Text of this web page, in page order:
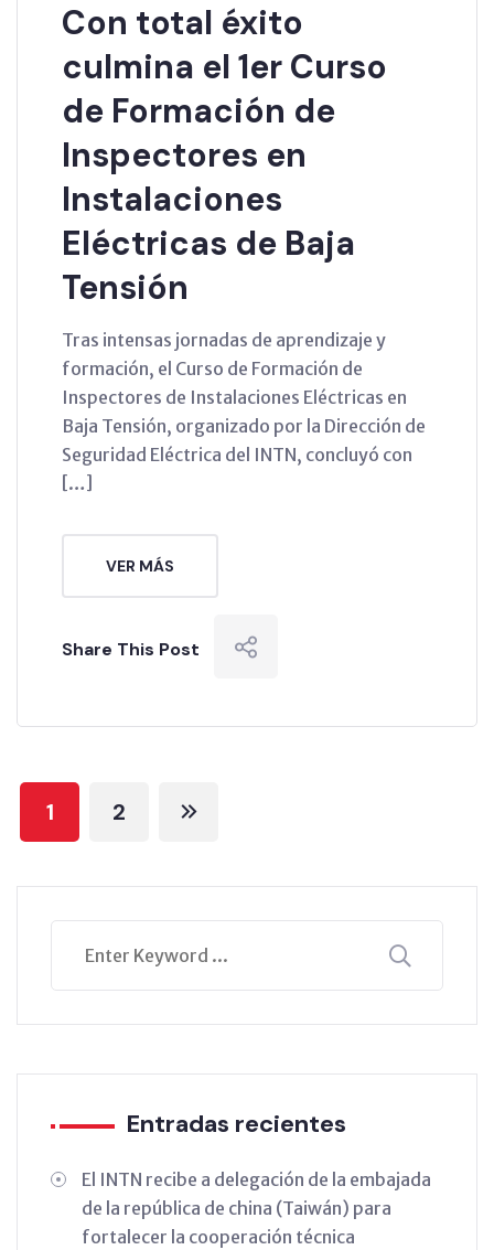
Con total éxito
culmina el 1er Curso
de Formación de
Inspectores en
Instalaciones
Eléctricas de Baja
Tensión
Tras intensas jornadas de aprendizaje y
formación, el Curso de Formación de
Inspectores de Instalaciones Eléctricas en
Baja Tensión, organizado por la Dirección de
Seguridad Eléctrica del INTN, concluyó con
[…]
VER MÁS
Share This Post
1 2
Entradas recientes
El INTN recibe a delegación de la embajada
de la república de china (Taiwán) para
fortalecer la cooperación técnica